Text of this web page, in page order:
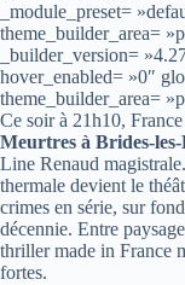
_module_preset=
theme_builder_area=
_builder_version=
hover_enabled= »0″
theme_builder_area=
Ce soir à 21h10,
Meurtres à Brides-
Line Renaud
thermale devient le
crimes en série, sur
décennie. Entre
thriller made in France
fortes.